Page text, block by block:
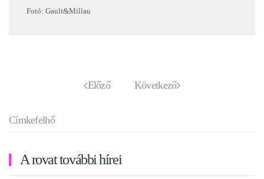
Fotó: Gault&Millau
Előző Következő
Címkefelhő
A rovat további hírei